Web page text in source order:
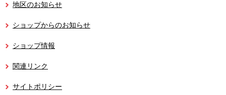
地区のお知らせ
ショップからのお知らせ
ショップ情報
関連リンク
サイトポリシー